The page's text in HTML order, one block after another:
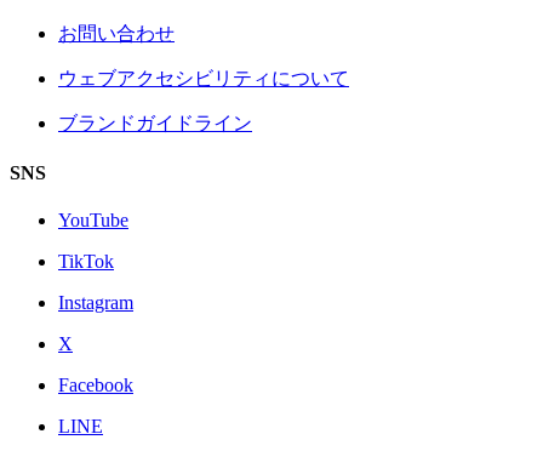
お問い合わせ
ウェブアクセシビリティについて
ブランドガイドライン
SNS
YouTube
TikTok
Instagram
X
Facebook
LINE